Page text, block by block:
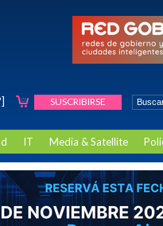
SUSCRIBIRSE
IT Media & Satellite